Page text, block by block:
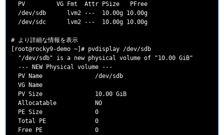
  PV         VG Fmt  Attr PSize   PFree
  /dev/sdb      lvm2 ---  10.00g 10.00g
  /dev/sdc      lvm2 ---  10.00g 10.00g
# より詳細な情報を表示
[root@rocky9-demo ~]# pvdisplay /dev/sdb
  "/dev/sdb" is a new physical volume of "10.00 GiB"
  --- NEW Physical volume ---
  PV Name               /dev/sdb
  VG Name
  PV Size               10.00 GiB
  Allocatable           NO
  PE Size               0
  Total PE              0
  Free PE               0